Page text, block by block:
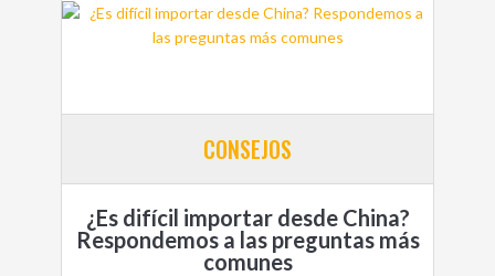
CONSEJOS
¿Es difícil importar desde China?
Respondemos a las preguntas más
comunes